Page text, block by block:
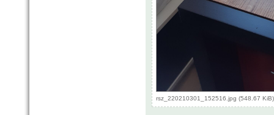
rsz_220210301_152516.jpg (548.67